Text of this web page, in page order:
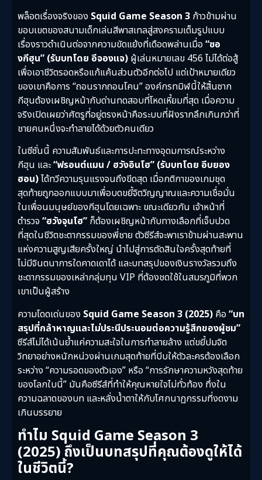
พล็อตเรื่องจริงของ Squid Game Season 3 ก้าวข้ามผ่าน
ขอบเขตของสนามเด็กเล่นสีพาสเทลสู่สงครามเต็มรูปแบบ
เรื่องราวดำเนินต่อจากความขัดแย้งที่เดือดพล่านเมื่อ “ซอ
งกีฮุน” (รับบทโดย อีจองแจ) ผู้เล่นหมายเลข 456 ไม่ได้ต่อสู้
เพื่อเอาชีวิตรอดหรือแก้แค้นส่วนตัวอีกต่อไป แต่เป้าหมายเดียว
ของเขาคือการ “ถอนรากถอนโคน” องค์กรทมิฬนี้ให้สิ้นซาก
กีฮุนต้องเผชิญหน้ากับด่านทดสอบที่โหดเหี้ยมที่สุด เมื่อความ
จริงเปิดเผยว่าศัตรูที่อยู่ตรงหน้าคือระบบที่ฝังรากลึกเกินกว่าที่
ชายคนหนึ่งจะทำลายได้ด้วยตัวคนเดียว
ในซีซั่นนี้ ความสัมพันธ์และการปะทะทางอุดมการณ์ระหว่าง
กีฮุน และ“ฟรอนต์แมน / ฮวังอินโฮ” (รับบทโดย อีบยอง
ฮอน)ได้ทวีความรุนแรงจนถึงขีดสุด เมื่อกติกาของเกมชุด
สุดท้ายถูกออกแบบมาเพื่อบดขยี้จิตวิญญาณและความเชื่อมั่น
ในเพื่อนมนุษย์ของกีฮุนโดยเฉพาะ ขณะเดียวกัน เจ้าหน้าที่
ตำรวจ “ฮวังจุนโฮ” ก็ต้องเผชิญหน้ากับทางเลือกที่เจ็บปวด
ที่สุดในชีวิตชะตากรรมของพี่ชาย ตัวซีรีส์จะพาเราข้ามผ่านสะพาน
แห่งความสูญเสียครั้งใหญ่ นำไปสู่การตัดสินใจครั้งสุดท้ายที่
ไม่มีจินตนาการใดคาดเดาได้ และบทสรุปของเงินรางวัลรวมถึง
ชะตากรรมของเหล่ากลุ่มทุน VIP ที่ต้องชดใช้ในสมรภูมิที่พวก
เขาเป็นผู้สร้าง
ความโดดเด่นของ Squid Game Season 3 (2025) คือ “บท
สรุปที่กล้าหาญและไม่ประนีประนอมต่อความรู้สึกของผู้ชม”
ซีรีส์ไม่ได้เน้นย้ำแค่ความสะใจในการทำลายล้าง แต่ขยี้ปมจิต
วิทยาอย่างหนักหน่วงผ่านเกมสุดท้ายที่บีบให้ตัวละครต้องเลือก
ระหว่าง “ความรอดของตัวเอง” หรือ “การรักษาความหวังสุดท้าย
ของโลกใบนี้” มันคือซีรีส์ที่ทำให้คุณหายใจไม่ทั่วท้อง ทึ่งใน
ความฉลาดของบท และหลั่งน้ำตาให้กับโศกนาฏกรรมที่งดงาม
เกินบรรยาย
ทำไม Squid Game Season 3
(2025) ถึงเป็นบทสรุปที่คุณต้องดูให้ได้
ในชีวิตนี้?